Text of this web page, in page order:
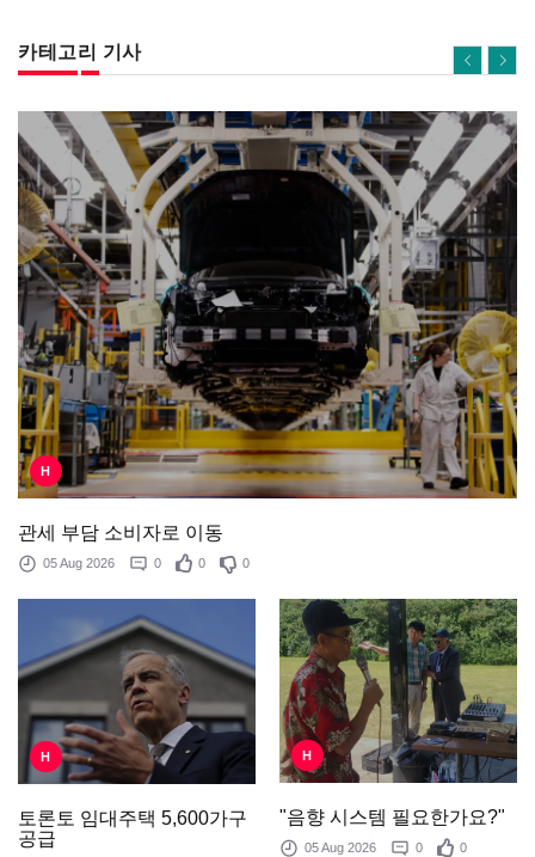
카테고리 기사
H
관세 부담 소비자로 이동
05 Aug 2026 0 0 0
H
토론토 임대주택 5,600가구
공급
H
"음향 시스템 필요한가요?"
05 Aug 2026 0
0